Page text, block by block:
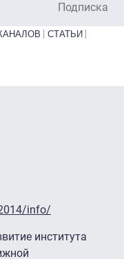
Подписка
СТАТЬИ
info/
института